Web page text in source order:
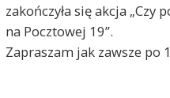
zakończyła się akcja „Czy
na Pocztowej 19”.
Zapraszam jak zawsze po